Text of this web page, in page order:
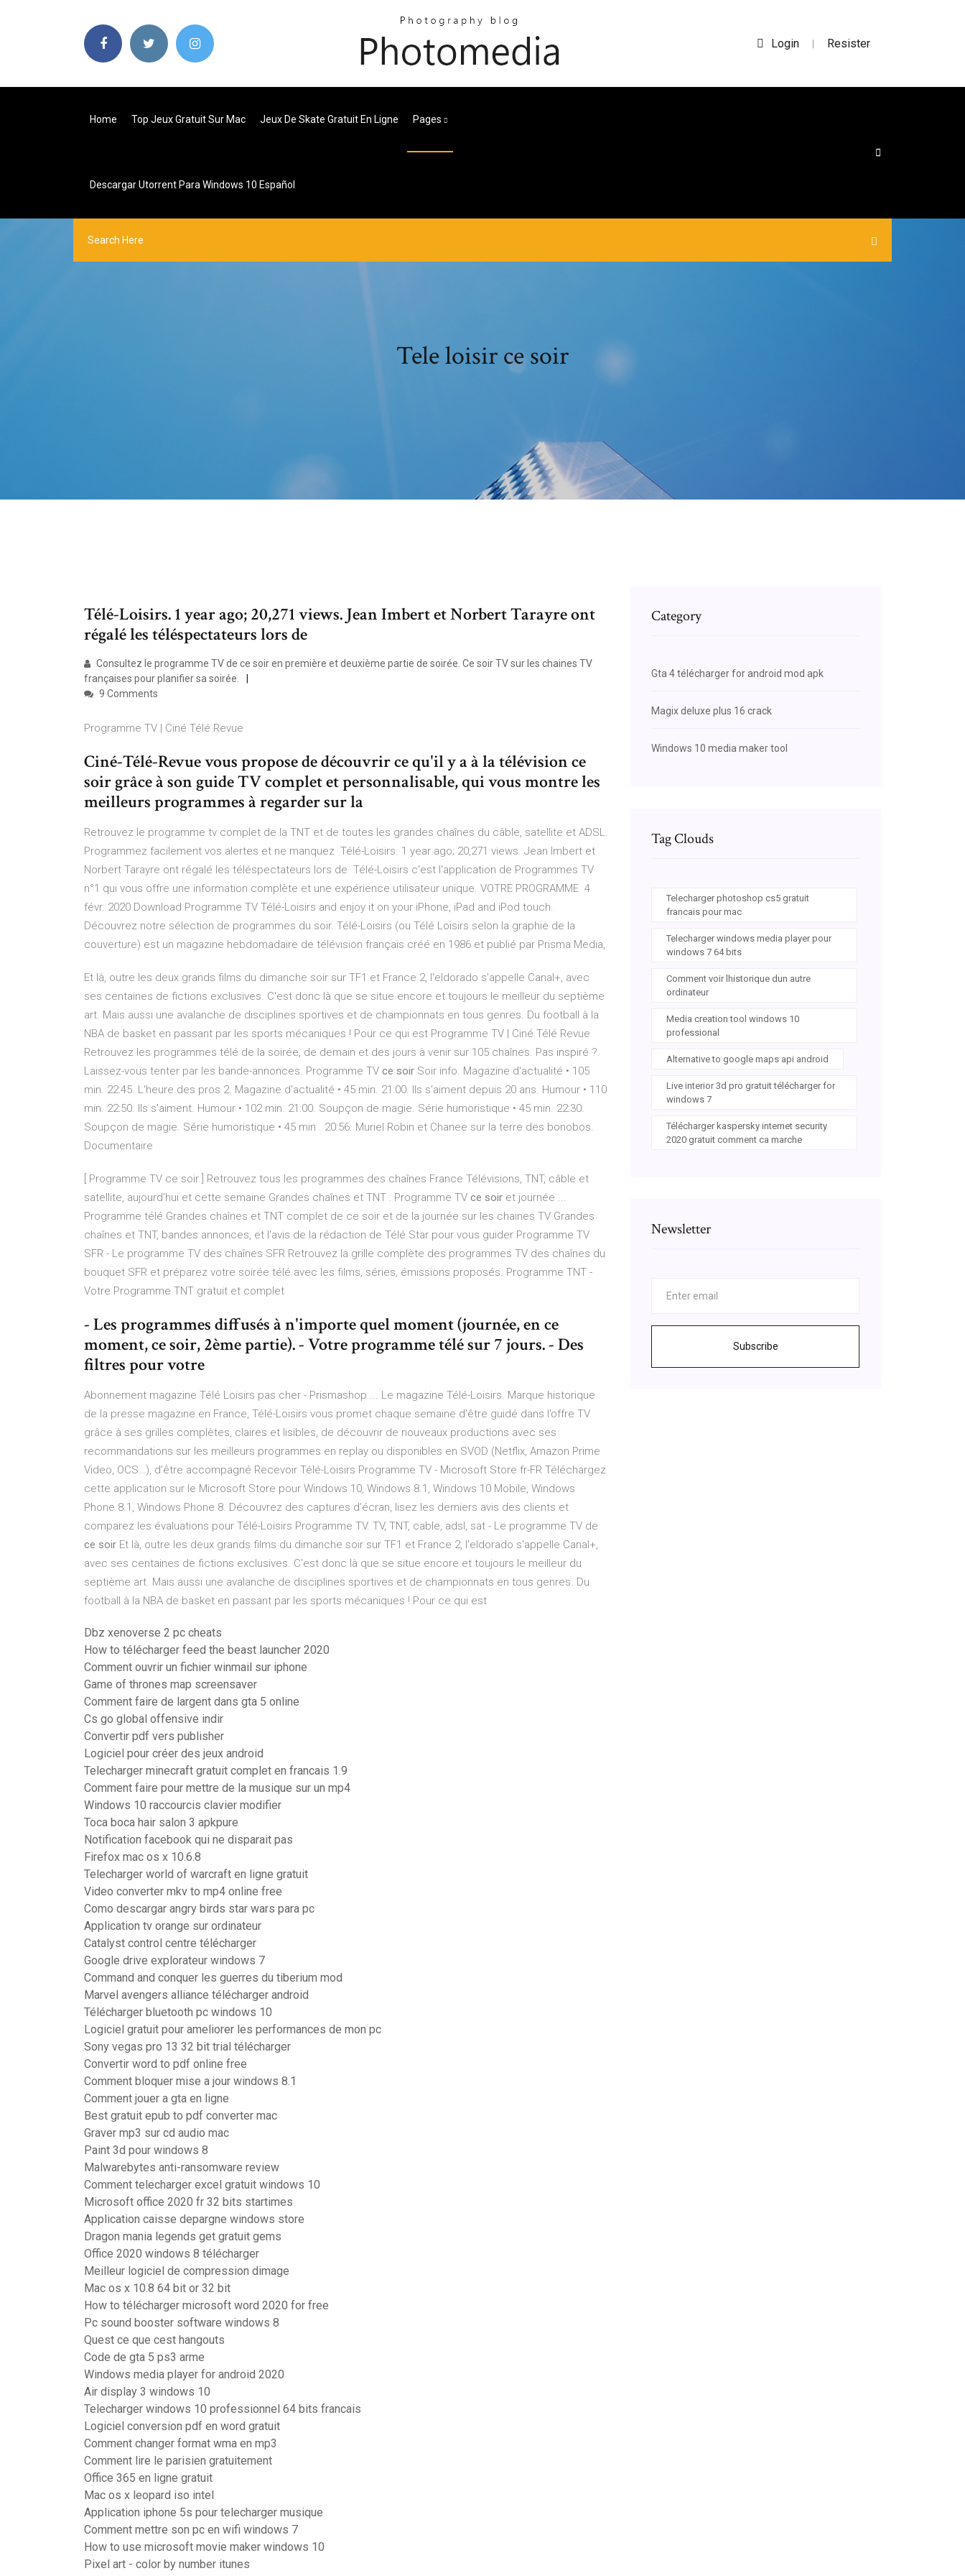
Login | Resister
Home Top Jeux Gratuit Sur Mac Jeux De Skate Gratuit En Ligne Pages
Descargar Utorrent Para Windows 10 Español
Tele loisir ce soir
Télé-Loisirs. 1 year ago; 20,271 views. Jean Imbert et Norbert Tarayre ont
régalé les téléspectateurs lors de
Consultez le programme TV de ce soir en première et deuxième partie de soirée. Ce soir TV sur les chaines TV
françaises pour planifier sa soirée.
9 Comments
Programme TV | Ciné Télé Revue
Ciné-Télé-Revue vous propose de découvrir ce qu'il y a à la télévision ce
soir grâce à son guide TV complet et personnalisable, qui vous montre les
meilleurs programmes à regarder sur la
Retrouvez le programme tv complet de la TNT et de toutes les grandes chaînes du câble, satellite et ADSL.
Programmez facilement vos alertes et ne manquez Télé-Loisirs. 1 year ago; 20,271 views. Jean Imbert et
Norbert Tarayre ont régalé les téléspectateurs lors de Télé-Loisirs c'est l'application de Programmes TV
n°1 qui vous offre une information complète et une expérience utilisateur unique. VOTRE PROGRAMME 4
févr. 2020 Download Programme TV Télé-Loisirs and enjoy it on your iPhone, iPad and iPod touch.
Découvrez notre sélection de programmes du soir. Télé-Loisirs (ou Télé Loisirs selon la graphie de la
couverture) est un magazine hebdomadaire de télévision français créé en 1986 et publié par Prisma Media,
Et là, outre les deux grands films du dimanche soir sur TF1 et France 2, l'eldorado s'appelle Canal+, avec
ses centaines de fictions exclusives. C'est donc là que se situe encore et toujours le meilleur du septième
art. Mais aussi une avalanche de disciplines sportives et de championnats en tous genres. Du football à la
NBA de basket en passant par les sports mécaniques ! Pour ce qui est Programme TV | Ciné Télé Revue
Retrouvez les programmes télé de la soirée, de demain et des jours à venir sur 105 chaînes. Pas inspiré ?
Laissez-vous tenter par les bande-annonces. Programme TV ce soir Soir info. Magazine d'actualité • 105
min. 22:45. L'heure des pros 2. Magazine d'actualité • 45 min. 21:00. Ils s'aiment depuis 20 ans. Humour • 110
min. 22:50. Ils s'aiment. Humour • 102 min. 21:00. Soupçon de magie. Série humoristique • 45 min. 22:30.
Soupçon de magie. Série humoristique • 45 min . 20:56. Muriel Robin et Chanee sur la terre des bonobos.
Documentaire
[ Programme TV ce soir ] Retrouvez tous les programmes des chaînes France Télévisions, TNT, câble et
satellite, aujourd’hui et cette semaine Grandes chaînes et TNT : Programme TV ce soir et journée ...
Programme télé Grandes chaînes et TNT complet de ce soir et de la journée sur les chaines TV Grandes
chaînes et TNT, bandes annonces, et l'avis de la rédaction de Télé Star pour vous guider Programme TV
SFR - Le programme TV des chaînes SFR Retrouvez la grille complète des programmes TV des chaînes du
bouquet SFR et préparez votre soirée télé avec les films, séries, émissions proposés. Programme TNT -
Votre Programme TNT gratuit et complet
- Les programmes diffusés à n'importe quel moment (journée, en ce
moment, ce soir, 2ème partie). - Votre programme télé sur 7 jours. - Des
filtres pour votre
Abonnement magazine Télé Loisirs pas cher - Prismashop ... Le magazine Télé-Loisirs. Marque historique
de la presse magazine en France, Télé-Loisirs vous promet chaque semaine d’être guidé dans l’offre TV
grâce à ses grilles complètes, claires et lisibles, de découvrir de nouveaux productions avec ses
recommandations sur les meilleurs programmes en replay ou disponibles en SVOD (Netflix, Amazon Prime
Video, OCS…), d’être accompagné Recevoir Télé-Loisirs Programme TV - Microsoft Store fr-FR Téléchargez
cette application sur le Microsoft Store pour Windows 10, Windows 8.1, Windows 10 Mobile, Windows
Phone 8.1, Windows Phone 8. Découvrez des captures d’écran, lisez les derniers avis des clients et
comparez les évaluations pour Télé-Loisirs Programme TV. TV, TNT, cable, adsl, sat - Le programme TV de
ce soir Et là, outre les deux grands films du dimanche soir sur TF1 et France 2, l'eldorado s'appelle Canal+,
avec ses centaines de fictions exclusives. C'est donc là que se situe encore et toujours le meilleur du
septième art. Mais aussi une avalanche de disciplines sportives et de championnats en tous genres. Du
football à la NBA de basket en passant par les sports mécaniques ! Pour ce qui est
Dbz xenoverse 2 pc cheats
How to télécharger feed the beast launcher 2020
Comment ouvrir un fichier winmail sur iphone
Game of thrones map screensaver
Comment faire de largent dans gta 5 online
Cs go global offensive indir
Convertir pdf vers publisher
Logiciel pour créer des jeux android
Telecharger minecraft gratuit complet en francais 1.9
Comment faire pour mettre de la musique sur un mp4
Windows 10 raccourcis clavier modifier
Toca boca hair salon 3 apkpure
Notification facebook qui ne disparait pas
Firefox mac os x 10.6.8
Telecharger world of warcraft en ligne gratuit
Video converter mkv to mp4 online free
Como descargar angry birds star wars para pc
Application tv orange sur ordinateur
Catalyst control centre télécharger
Google drive explorateur windows 7
Command and conquer les guerres du tiberium mod
Marvel avengers alliance télécharger android
Télécharger bluetooth pc windows 10
Logiciel gratuit pour ameliorer les performances de mon pc
Sony vegas pro 13 32 bit trial télécharger
Convertir word to pdf online free
Comment bloquer mise a jour windows 8.1
Comment jouer a gta en ligne
Best gratuit epub to pdf converter mac
Graver mp3 sur cd audio mac
Paint 3d pour windows 8
Malwarebytes anti-ransomware review
Comment telecharger excel gratuit windows 10
Microsoft office 2020 fr 32 bits startimes
Application caisse depargne windows store
Dragon mania legends get gratuit gems
Office 2020 windows 8 télécharger
Meilleur logiciel de compression dimage
Mac os x 10.8 64 bit or 32 bit
How to télécharger microsoft word 2020 for free
Pc sound booster software windows 8
Quest ce que cest hangouts
Code de gta 5 ps3 arme
Windows media player for android 2020
Air display 3 windows 10
Telecharger windows 10 professionnel 64 bits francais
Logiciel conversion pdf en word gratuit
Comment changer format wma en mp3
Comment lire le parisien gratuitement
Office 365 en ligne gratuit
Mac os x leopard iso intel
Application iphone 5s pour telecharger musique
Comment mettre son pc en wifi windows 7
How to use microsoft movie maker windows 10
Pixel art - color by number itunes
Category
Gta 4 télécharger for android mod apk
Magix deluxe plus 16 crack
Windows 10 media maker tool
Tag Clouds
Telecharger photoshop cs5 gratuit
francais pour mac
Telecharger windows media player pour
windows 7 64 bits
Comment voir lhistorique dun autre
ordinateur
Media creation tool windows 10
professional
Alternative to google maps api android
Live interior 3d pro gratuit télécharger for
windows 7
Télécharger kaspersky internet security
2020 gratuit comment ca marche
Newsletter
Subscribe